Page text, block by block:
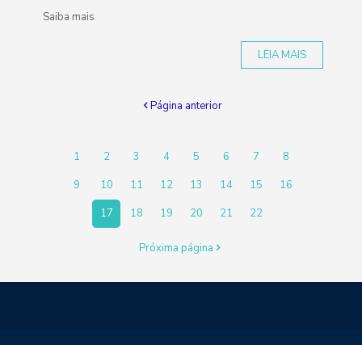
Saiba mais
LEIA MAIS
Página anterior
1 2 3 4 5 6 7
8
9
10 11 12 13 14 15
16
17
18 19 20 21 22
Próxima página